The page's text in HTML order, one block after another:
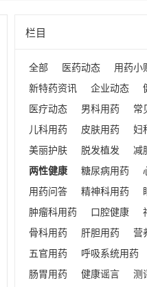
栏目
全部 医药动态
用药小
新特药资讯
企业动态
医疗动态
男科用药
常
儿科用药
皮肤用药
妇
美丽护肤
脱发植发
减
两性健康
糖尿病用药
用药问答
精神科用药
肿瘤科用药
口腔健康
骨科用药
肝胆用药
营
五官用药
呼吸系统用药
肠胃用药
健康谣言 测